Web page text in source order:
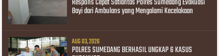
Bayi dari Ambulans yang Mengalami Kecelakaan
AUG 03, 2026
POLRES SUMEDANG BERHASIL UNGKAP 6 KASUS